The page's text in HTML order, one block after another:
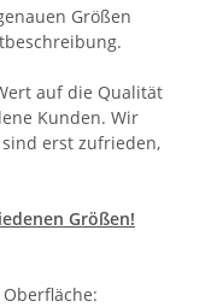
Größen
auf die Qualität
Kunden. Wir
erst zufrieden,
Größen!